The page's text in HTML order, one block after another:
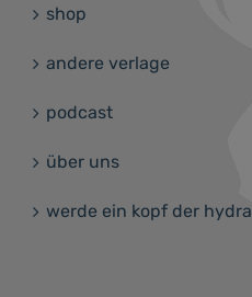
shop
andere verlage
podcast
über uns
werde ein kopf der hydra